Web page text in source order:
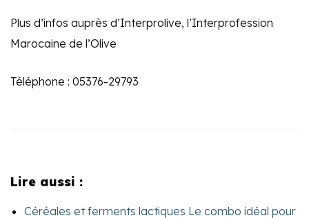
Plus d’infos auprès d’Interprolive, l’Interprofession
Marocaine de l’Olive
Téléphone : 05376-29793
Lire aussi :
Céréales et ferments lactiques Le combo idéal pour